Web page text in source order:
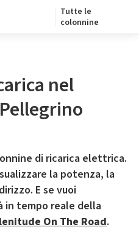
Tutte le
colonnine
nel
di ricarica elettrica.
la potenza, la
E se vuoi
in tempo reale della
On The Road.